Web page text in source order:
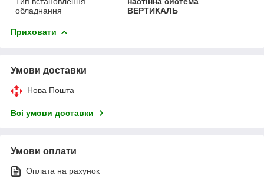
обладнання
ВЕРТИКАЛЬ
Приховати
Умови доставки
Нова Пошта
Всі умови доставки
Умови оплати
Оплата на рахунок